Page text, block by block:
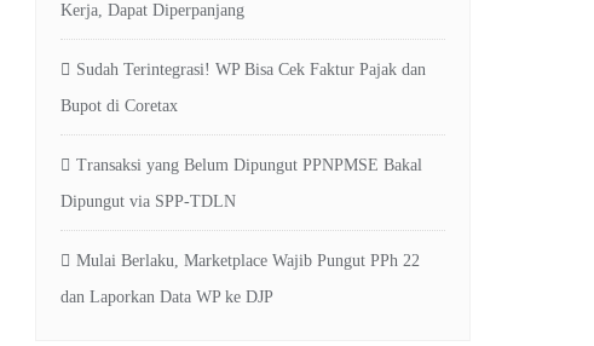
Kerja, Dapat Diperpanjang
Sudah Terintegrasi! WP Bisa Cek Faktur Pajak dan
Bupot di Coretax
Transaksi yang Belum Dipungut PPNPMSE Bakal
Dipungut via SPP-TDLN
Mulai Berlaku, Marketplace Wajib Pungut PPh 22
dan Laporkan Data WP ke DJP